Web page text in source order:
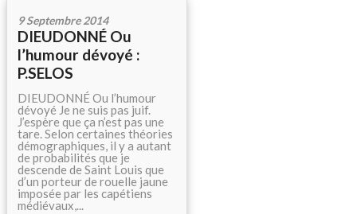
9 Septembre 2014
DIEUDONNÉ Ou
l’humour dévoyé :
P.SELOS
DIEUDONNÉ Ou l’humour
dévoyé Je ne suis pas juif.
J’espère que ça n’est pas une
tare. Selon certaines théories
démographiques, il y a autant
de probabilités que je
descende de Saint Louis que
d’un porteur de rouelle jaune
imposée par les capétiens
médiévaux,...